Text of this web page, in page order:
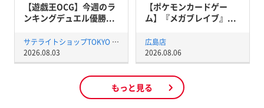
【ポケモンカードゲー
ム】『メガブレイブ』...
広島店
2026.08.06
【遊戯王OCG】今週のラ
ンキングデュエル優勝...
サテライトショップTOKYO 秋葉原店
2026.08.03
もっと見る